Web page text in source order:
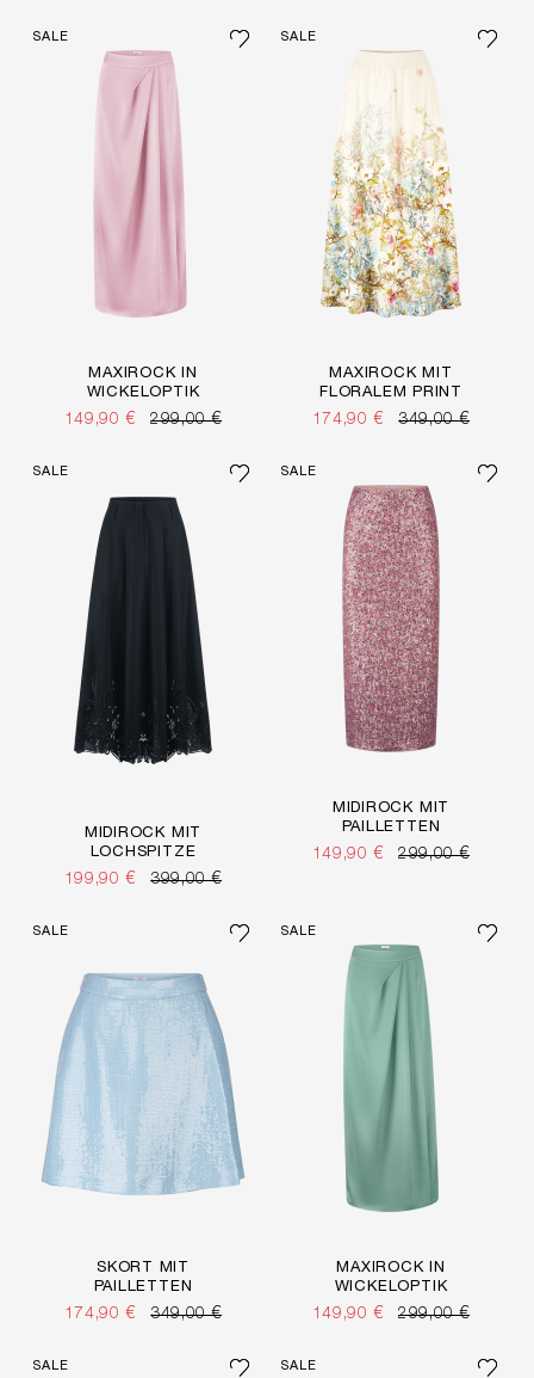
SALE
MAXIROCK IN
WICKELOPTIK
149,90 € 299,00 €
SALE
MAXIROCK MIT
FLORALEM PRINT
174,90 € 349,00 €
SALE
MIDIROCK MIT
LOCHSPITZE
199,90 € 399,00 €
SALE
MIDIROCK MIT
PAILLETTEN
149,90 € 299,00 €
SALE
SKORT MIT
PAILLETTEN
174,90 € 349,00 €
SALE
MAXIROCK IN
WICKELOPTIK
149,90 € 299,00 €
SALE SALE